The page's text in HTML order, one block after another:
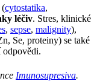
(cytostatika,
léčiv. Stres, klinické
, sepse, malignity),
Se, proteiny) se také
odpovědi.
Imunosupresiva.